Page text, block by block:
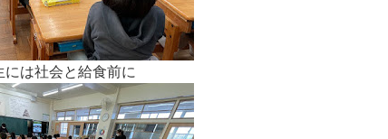
には社会と給食前に